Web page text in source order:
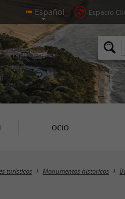
Espacio
OCIO
turísticos Monumentos historicos